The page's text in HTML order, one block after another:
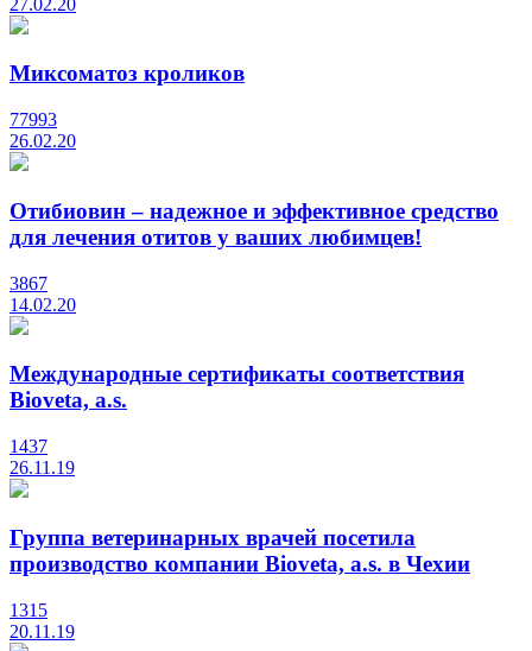
Миксоматоз кроликов
77993
26.02.20
Отибиовин – надежное и эффективное средство
для лечения отитов у ваших любимцев!
3867
14.02.20
Международные сертификаты соответствия
Bioveta, a.s.
1437
26.11.19
Группа ветеринарных врачей посетила
производство компании Bioveta, a.s. в Чехии
1315
20.11.19